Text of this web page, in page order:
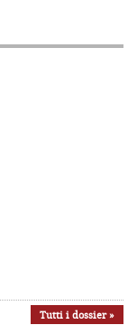
Tutti i dossier »